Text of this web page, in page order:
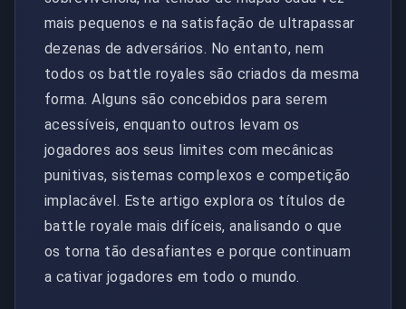
mais pequenos e na satisfação de ultrapassar
dezenas de adversários. No entanto, nem
todos os battle royales são criados da mesma
forma. Alguns são concebidos para serem
acessíveis, enquanto outros levam os
jogadores aos seus limites com mecânicas
punitivas, sistemas complexos e competição
implacável. Este artigo explora os títulos de
battle royale mais difíceis, analisando o que
os torna tão desafiantes e porque continuam
a cativar jogadores em todo o mundo.